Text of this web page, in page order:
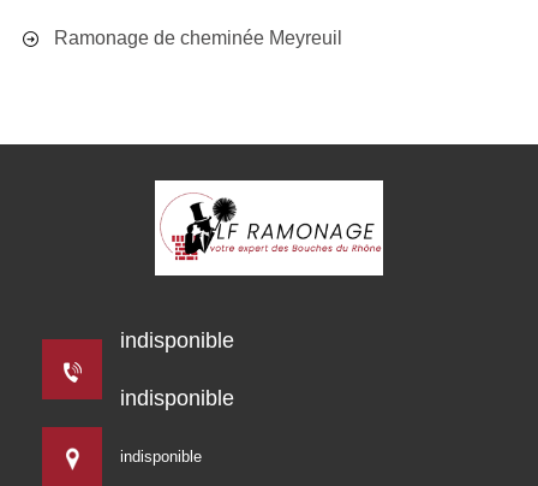
Ramonage de cheminée Meyreuil
indisponible
indisponible
indisponible